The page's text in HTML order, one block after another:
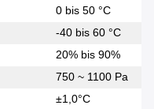
0 bis 50 °C
-40 bis 60 °C
20% bis 90%
750 ~ 1100 Pa
±1,0°C